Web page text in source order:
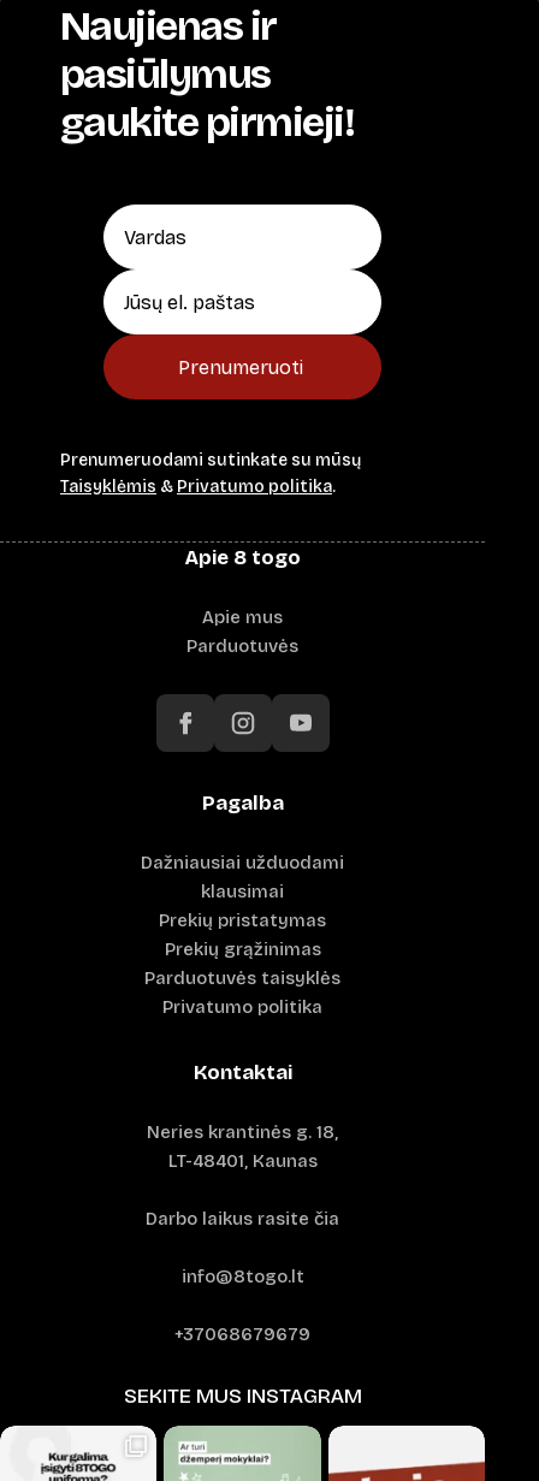
Naujienas ir
pasiūlymus
gaukite pirmieji!
Prenumeruoti
Prenumeruodami sutinkate su mūsų
Taisyklėmis & Privatumo politika.
Apie 8 togo
Apie mus
Parduotuvės
Pagalba
Dažniausiai užduodami
klausimai
Prekių pristatymas
Prekių grąžinimas
Parduotuvės taisyklės
Privatumo politika
Kontaktai
Neries krantinės g. 18,
LT-48401, Kaunas
Darbo laikus rasite čia
info@8togo.lt
+37068679679
SEKITE MUS INSTAGRAM